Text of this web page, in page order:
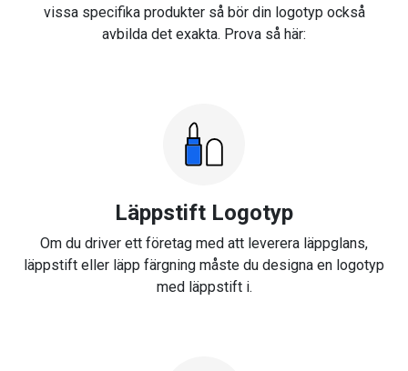
vissa specifika produkter så bör din logotyp också
avbilda det exakta. Prova så här:
Läppstift Logotyp
Om du driver ett företag med att leverera läppglans,
läppstift eller läpp färgning måste du designa en logotyp
med läppstift i.